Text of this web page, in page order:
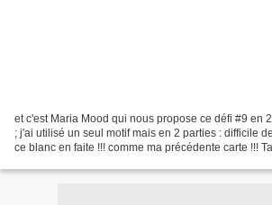
et c'est Maria Mood qui nous propose ce défi #9 en
; j'ai utilisé un seul motif mais en 2 parties : difficile
ce blanc en faite !!! comme ma précédente carte !!!